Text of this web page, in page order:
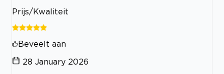
Prijs/Kwaliteit
Beveelt aan
28 January 2026